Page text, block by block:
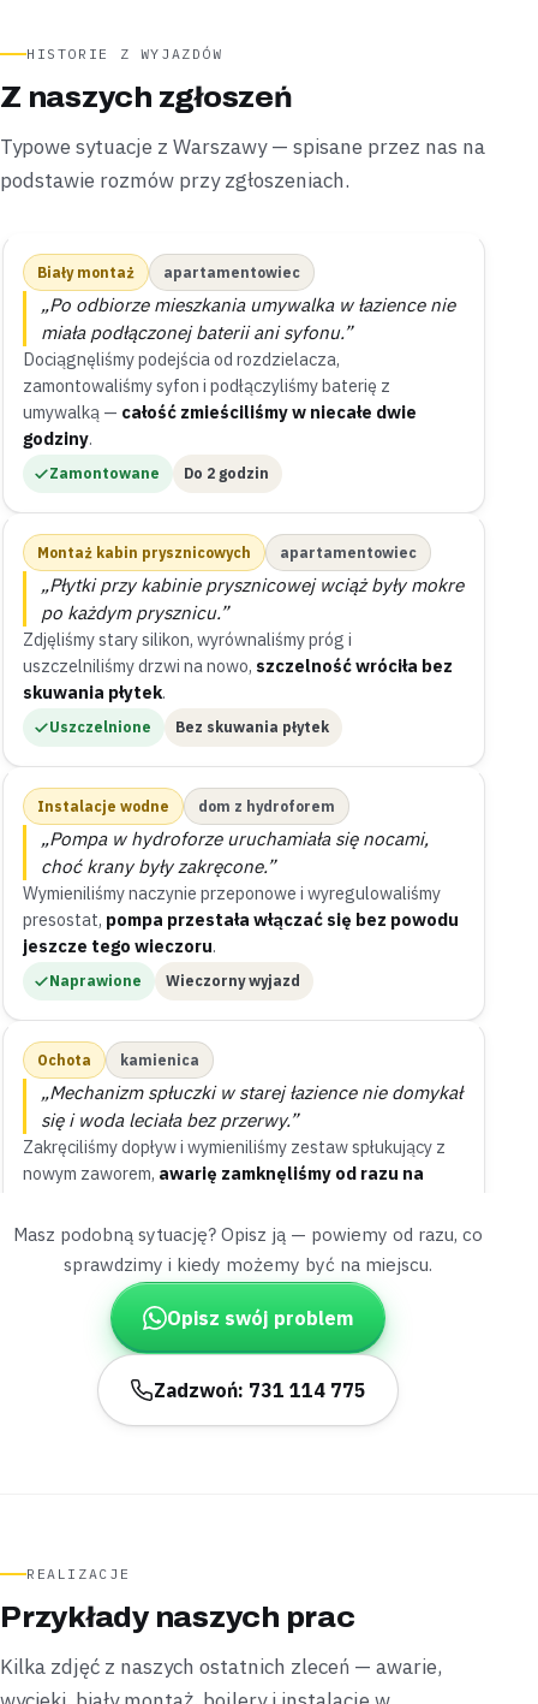
HISTORIE Z WYJAZDÓW
Z naszych zgłoszeń
Typowe sytuacje z Warszawy — spisane przez nas na
podstawie rozmów przy zgłoszeniach.
Biały montaż apartamentowiec
„Po odbiorze mieszkania umywalka w łazience nie
miała podłączonej baterii ani syfonu.”
Dociągnęliśmy podejścia od rozdzielacza,
zamontowaliśmy syfon i podłączyliśmy baterię z
umywalką — całość zmieściliśmy w niecałe dwie
godziny.
Zamontowane Do 2 godzin
Montaż kabin prysznicowych apartamentowiec
„Płytki przy kabinie prysznicowej wciąż były mokre
po każdym prysznicu.”
Zdjęliśmy stary silikon, wyrównaliśmy próg i
uszczelniliśmy drzwi na nowo, szczelność wróciła bez
skuwania płytek.
Uszczelnione Bez skuwania płytek
Instalacje wodne dom z hydroforem
„Pompa w hydroforze uruchamiała się nocami,
choć krany były zakręcone.”
Wymieniliśmy naczynie przeponowe i wyregulowaliśmy
presostat, pompa przestała włączać się bez powodu
jeszcze tego wieczoru.
Naprawione Wieczorny wyjazd
Ochota kamienica
„Mechanizm spłuczki w starej łazience nie domykał
się i woda leciała bez przerwy.”
Zakręciliśmy dopływ i wymieniliśmy zestaw spłukujący z
nowym zaworem, awarię zamknęliśmy od razu na
Uszczelnione Zawór odcięty od razu
apartamentowiec
„Rama starej kabiny prysznicowej skorodowała i
przestała się domykać.”
Zdemontowaliśmy starą kabinę i zamontowaliśmy nową
na tym samym stelażu,montaż zamknęliśmy w niecałą
Śródmieście
„Nagły spadek ciśnienia wody utrudniał codzienne
mycie naczyń w kawalerce.”
Sprawdziliśmy reduktor ciśnienia i podejście za licznikiem,
wymieniliśmy uszkodzony element,naprawę
Masz podobną sytuację? Opisz ją — powiemy od razu, co
sprawdzimy i kiedy możemy być na miejscu.
Opisz swój problem
Zadzwoń: 731 114 775
REALIZACJE
Przykłady naszych prac
Kilka zdjęć z naszych ostatnich zleceń — awarie,